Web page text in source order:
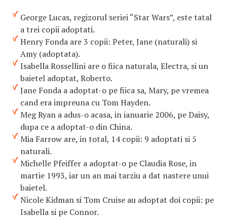
George Lucas, regizorul seriei “Star Wars”, este tatal
a trei copii adoptati.
Henry Fonda are 3 copii: Peter, Jane (naturali) si
Amy (adoptata).
Isabella Rossellini are o fiica naturala, Electra, si un
baietel adoptat, Roberto.
Jane Fonda a adoptat-o pe fiica sa, Mary, pe vremea
cand era impreuna cu Tom Hayden.
Meg Ryan a adus-o acasa, in ianuarie 2006, pe Daisy,
dupa ce a adoptat-o din China.
Mia Farrow are, in total, 14 copii: 9 adoptati si 5
naturali.
Michelle Pfeiffer a adoptat-o pe Claudia Rose, in
martie 1993, iar un an mai tarziu a dat nastere unui
baietel.
Nicole Kidman si Tom Cruise au adoptat doi copii: pe
Isabella si pe Connor.